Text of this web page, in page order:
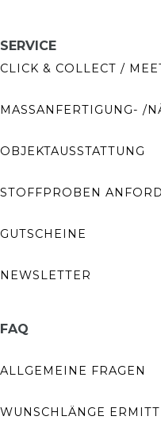
SERVICE
CLICK & COLLECT /
MASSANFERTIGUNG- /
OBJEKTAUSSTATTUNG
STOFFPROBEN
GUTSCHEINE
NEWSLETTER
FAQ
ALLGEMEINE FRAGEN
WUNSCHLÄNGE